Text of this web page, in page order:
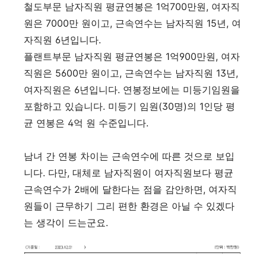
철도부문 남자직원 평균연봉은 1억700만원, 여자직
원은 7000만 원이고, 근속연수는 남자직원 15년, 여
자직원 6년입니다.
플랜트부문 남자직원 평균연봉은 1억900만원, 여자
직원은 5600만 원이고, 근속연수는 남자직원 13년,
여자직원은 6년입니다. 연봉정보에는 미등기임원을
포함하고 있습니다. 미등기 임원(30명)의 1인당 평
균 연봉은 4억 원 수준입니다.
남녀 간 연봉 차이는 근속연수에 따른 것으로 보입
니다. 다만, 대체로 남자직원이 여자직원보다 평균
근속연수가 2배에 달한다는 점을 감안하면, 여자직
원들이 근무하기 그리 편한 환경은 아닐 수 있겠다
는 생각이 드는군요.